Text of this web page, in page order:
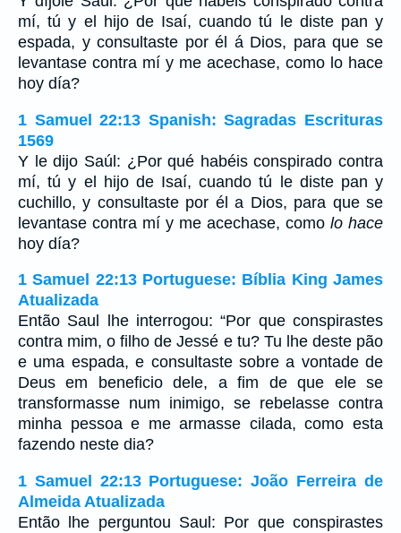
mí, tú y el hijo de Isaí, cuando tú le diste pan y
espada, y consultaste por él á Dios, para que se
levantase contra mí y me acechase, como lo hace
hoy día?
1 Samuel 22:13 Spanish: Sagradas Escrituras
1569
Y le dijo Saúl: ¿Por qué habéis conspirado contra
mí, tú y el hijo de Isaí, cuando tú le diste pan y
cuchillo, y consultaste por él a Dios, para que se
levantase contra mí y me acechase, como lo hace
hoy día?
1 Samuel 22:13 Portuguese: Bíblia King James
Atualizada
Então Saul lhe interrogou: “Por que conspirastes
contra mim, o filho de Jessé e tu? Tu lhe deste pão
e uma espada, e consultaste sobre a vontade de
Deus em beneficio dele, a fim de que ele se
transformasse num inimigo, se rebelasse contra
minha pessoa e me armasse cilada, como esta
fazendo neste dia?
1 Samuel 22:13 Portuguese: João Ferreira de
Almeida Atualizada
Então lhe perguntou Saul: Por que conspirastes